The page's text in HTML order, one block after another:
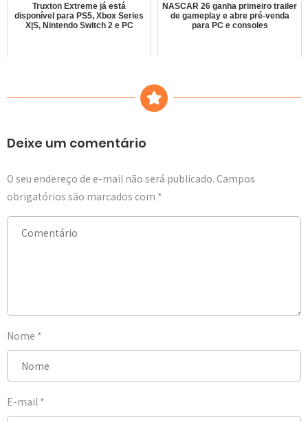
Truxton Extreme já está
disponível para PS5, Xbox Series
X|S, Nintendo Switch 2 e PC
NASCAR 26 ganha primeiro trailer
de gameplay e abre pré-venda
para PC e consoles
Deixe um comentário
O seu endereço de e-mail não será publicado. Campos
obrigatórios são marcados com *
Nome *
E-mail *